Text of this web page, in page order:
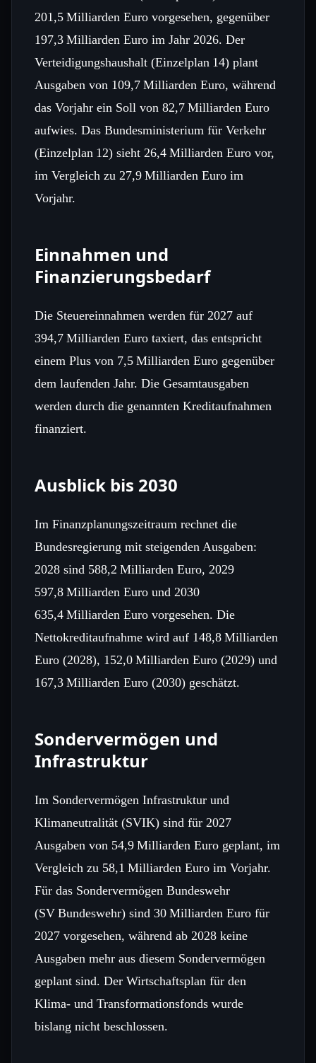
201,5 Milliarden Euro vorgesehen, gegenüber
197,3 Milliarden Euro im Jahr 2026. Der
Verteidigungshaushalt (Einzelplan 14) plant
Ausgaben von 109,7 Milliarden Euro, während
das Vorjahr ein Soll von 82,7 Milliarden Euro
aufwies. Das Bundesministerium für Verkehr
(Einzelplan 12) sieht 26,4 Milliarden Euro vor,
im Vergleich zu 27,9 Milliarden Euro im
Vorjahr.
Einnahmen und
Finanzierungsbedarf
Die Steuereinnahmen werden für 2027 auf
394,7 Milliarden Euro taxiert, das entspricht
einem Plus von 7,5 Milliarden Euro gegenüber
dem laufenden Jahr. Die Gesamtausgaben
werden durch die genannten Kreditaufnahmen
finanziert.
Ausblick bis 2030
Im Finanzplanungszeitraum rechnet die
Bundesregierung mit steigenden Ausgaben:
2028 sind 588,2 Milliarden Euro, 2029
597,8 Milliarden Euro und 2030
635,4 Milliarden Euro vorgesehen. Die
Nettokreditaufnahme wird auf 148,8 Milliarden
Euro (2028), 152,0 Milliarden Euro (2029) und
167,3 Milliarden Euro (2030) geschätzt.
Sondervermögen und
Infrastruktur
Im Sondervermögen Infrastruktur und
Klimaneutralität (SVIK) sind für 2027
Ausgaben von 54,9 Milliarden Euro geplant, im
Vergleich zu 58,1 Milliarden Euro im Vorjahr.
Für das Sondervermögen Bundeswehr
(SV Bundeswehr) sind 30 Milliarden Euro für
2027 vorgesehen, während ab 2028 keine
Ausgaben mehr aus diesem Sondervermögen
geplant sind. Der Wirtschaftsplan für den
Klima‑ und Transformationsfonds wurde
bislang nicht beschlossen.